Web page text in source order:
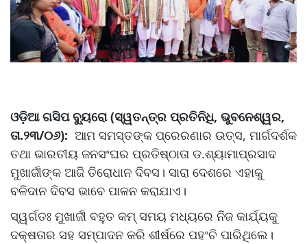
ଓଡ଼ିଆ ଗସିପ ବ୍ୟୁରୋ (ସ୍ୱତନ୍ତ୍ର ପ୍ରତିନିଧି, ଭୁବନେଶ୍ୱର,
ତା.୨୩/୦୬): ଆମ ସମସ୍ତଙ୍କ ପ୍ରେରଣାର ଉତ୍ସ, ମାର୍ଗଦର୍ଶକ
ତଥା ଭାରତୀୟ ଜନସଂଘର ପ୍ରତିଷ୍ଠାତା ଡ.ଶ୍ୟାମାପ୍ରସାଦ
ମୁଖାର୍ଜୀଙ୍କ ଆଜି ତିରୋଧାନ ଦିବସ। ସାରା ଦେଶରେ ଏହାକୁ
ବଳିଦାନ ଦିବସ ଭାବେ ପାଳନ କରାଯାଏ।
ସ୍ୱର୍ଗତଃ ମୁଖାର୍ଜୀ ବହୁତ କମ୍ ସମୟ ମଧ୍ୟରେ ନିଜ କାର୍ଯ୍ୟକୁ
ଦକ୍ଷତାର ସହ ସମ୍ପାଦନ କରି ଶୀର୍ଷରେ ପହଂଚି ପାରିଥିଲେ।